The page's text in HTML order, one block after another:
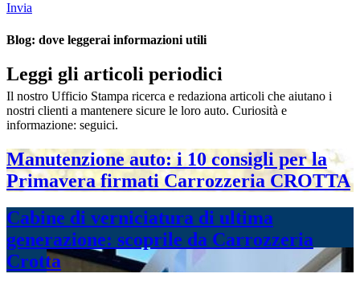
Invia
Blog: dove leggerai informazioni utili
Leggi gli articoli periodici
Il nostro Ufficio Stampa ricerca e redaziona articoli che aiutano i
nostri clienti a mantenere sicure le loro auto. Curiosità e
informazione: seguici.
Manutenzione auto: i 10 consigli per la
Primavera firmati Carrozzeria CROTTA
Cabine di verniciatura di ultima
generazione: scoprile da Carrozzeria
Crotta